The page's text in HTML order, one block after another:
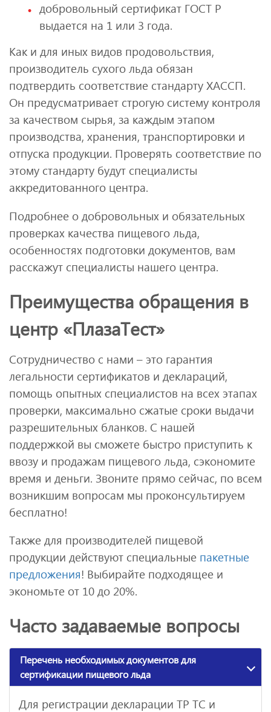
добровольный сертификат ГОСТ Р
выдается на 1 или 3 года.
Как и для иных видов продовольствия,
производитель сухого льда обязан
подтвердить соответствие стандарту ХАССП.
Он предусматривает строгую систему контроля
за качеством сырья, за каждым этапом
производства, хранения, транспортировки и
отпуска продукции. Проверять соответствие по
этому стандарту будут специалисты
аккредитованного центра.
Подробнее о добровольных и обязательных
проверках качества пищевого льда,
особенностях подготовки документов, вам
расскажут специалисты нашего центра.
Преимущества обращения в
центр «ПлазаТест»
Сотрудничество с нами – это гарантия
легальности сертификатов и деклараций,
помощь опытных специалистов на всех этапах
проверки, максимально сжатые сроки выдачи
разрешительных бланков. С нашей
поддержкой вы сможете быстро приступить к
ввозу и продажам пищевого льда, сэкономите
время и деньги. Звоните прямо сейчас, по всем
возникшим вопросам мы проконсультируем
бесплатно!
Также для производителей пищевой
продукции действуют специальные пакетные
предложения! Выбирайте подходящее и
экономьте от 10 до 20%.
Часто задаваемые вопросы
Перечень необходимых документов для
сертификации пищевого льда
Для регистрации декларации ТР ТС и